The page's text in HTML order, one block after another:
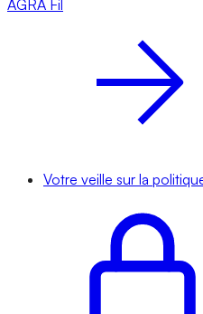
AGRA Fil
Votre veille sur la